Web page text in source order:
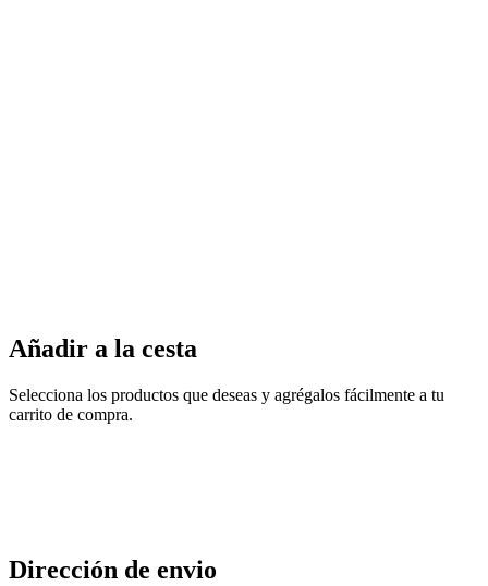
Añadir a la cesta
Selecciona los productos que deseas y agrégalos fácilmente a tu
carrito de compra.
Dirección de envio